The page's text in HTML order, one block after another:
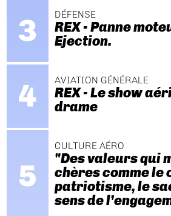
DÉFENSE
REX - Panne
Ejection.
AVIATION GÉNÉRALE
REX - Le show
drame
CULTURE AÉRO
"Des valeurs qui
chères comme le
patriotisme, le
sens de